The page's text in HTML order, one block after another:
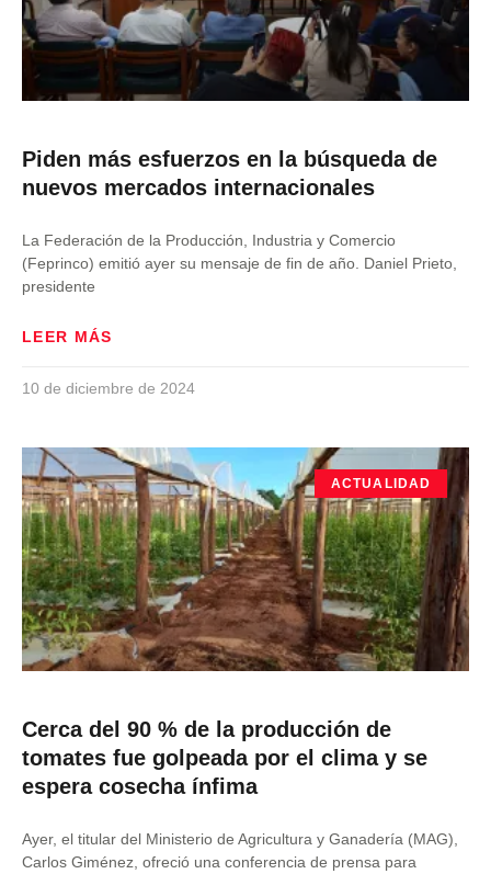
Piden más esfuerzos en la búsqueda de
nuevos mercados internacionales
La Federación de la Producción, Industria y Comercio
(Feprinco) emitió ayer su mensaje de fin de año. Daniel Prieto,
presidente
LEER MÁS
10 de diciembre de 2024
ACTUALIDAD
Cerca del 90 % de la producción de
tomates fue golpeada por el clima y se
espera cosecha ínfima
Ayer, el titular del Ministerio de Agricultura y Ganadería (MAG),
Carlos Giménez, ofreció una conferencia de prensa para